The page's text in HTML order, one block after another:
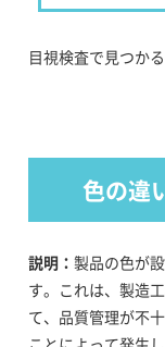
目視検査で見つか
色の違
説明： 製品の色が
す。これは、製造
て、品質管理が不